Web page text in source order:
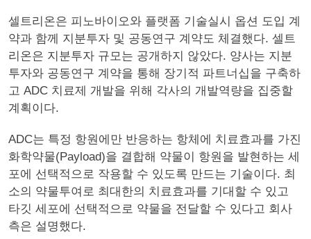
셀트리온은 피노바이오와 플랫폼 기술실시 옵션 도입 계
약과 함께 지분투자 및 공동연구 계약도 체결했다. 셀트
리온은 지분투자 규모는 공개하지 않았다. 양사는 지분
투자와 공동연구 계약을 통해 장기적 파트너십을 구축하
고 ADC 치료제 개발을 위해 각사의 개발역량을 집중할
계획이다.
ADC는 특정 항원에만 반응하는 항체에 치료효과를 가진
화학약물(Payload)을 결합해 약물이 항원을 발현하는 세
포에 선택적으로 작용할 수 있도록 만드는 기술이다. 최
소의 약물투여로 최대한의 치료효과를 기대할 수 있고
타깃 세포에 선택적으로 약물을 전달할 수 있다고 회사
측은 설명했다.